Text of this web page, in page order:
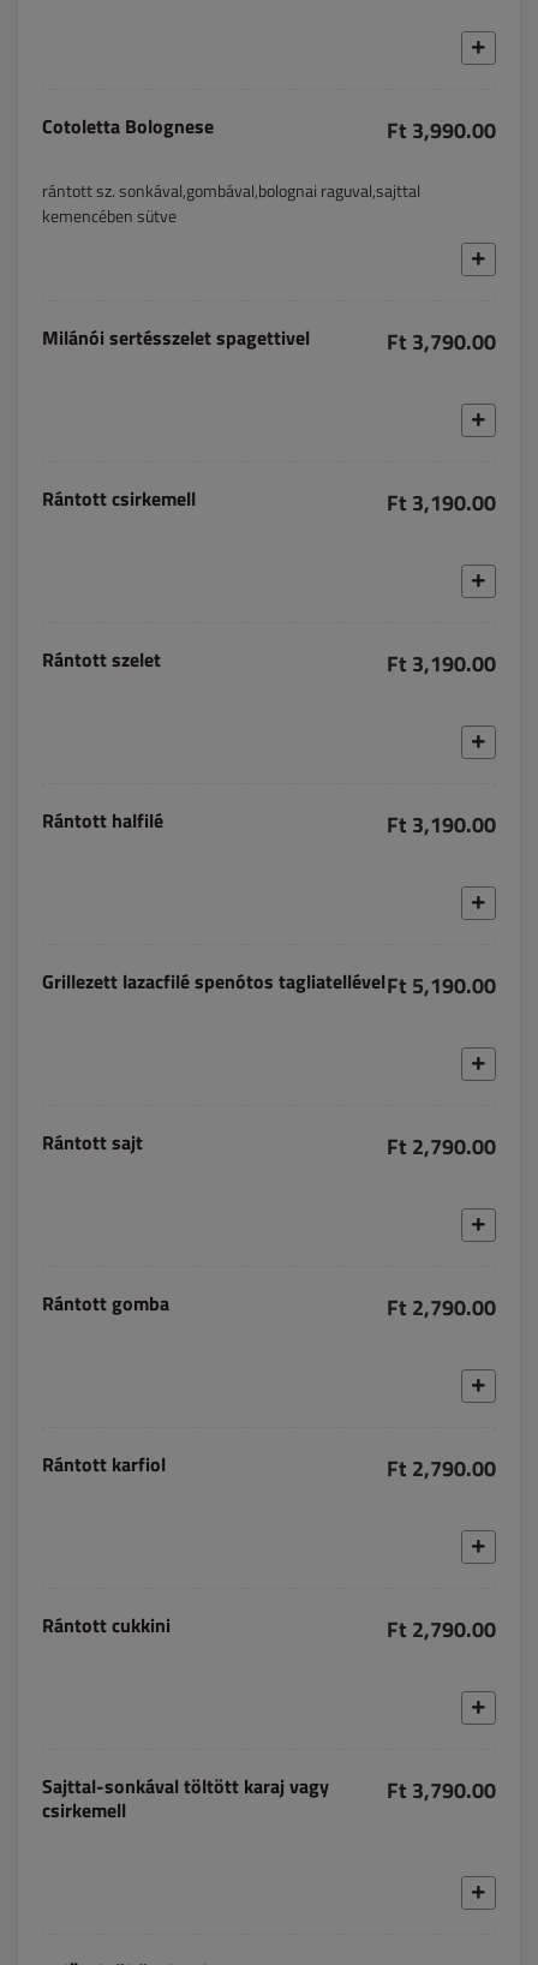
Cotoletta Bolognese Ft 3,990.00
rántott sz. sonkával,gombával,bolognai raguval,sajttal
kemencében sütve
Milánói sertésszelet spagettivel Ft 3,790.00
Rántott csirkemell Ft 3,190.00
Rántott szelet Ft 3,190.00
Rántott halfilé Ft 3,190.00
Grillezett lazacfilé spenótos tagliatellévelFt 5,190.00
Rántott sajt Ft 2,790.00
Rántott gomba Ft 2,790.00
Rántott karfiol Ft 2,790.00
Rántott cukkini Ft 2,790.00
Sajttal-sonkával töltött karaj vagy
csirkemell
Ft 3,790.00